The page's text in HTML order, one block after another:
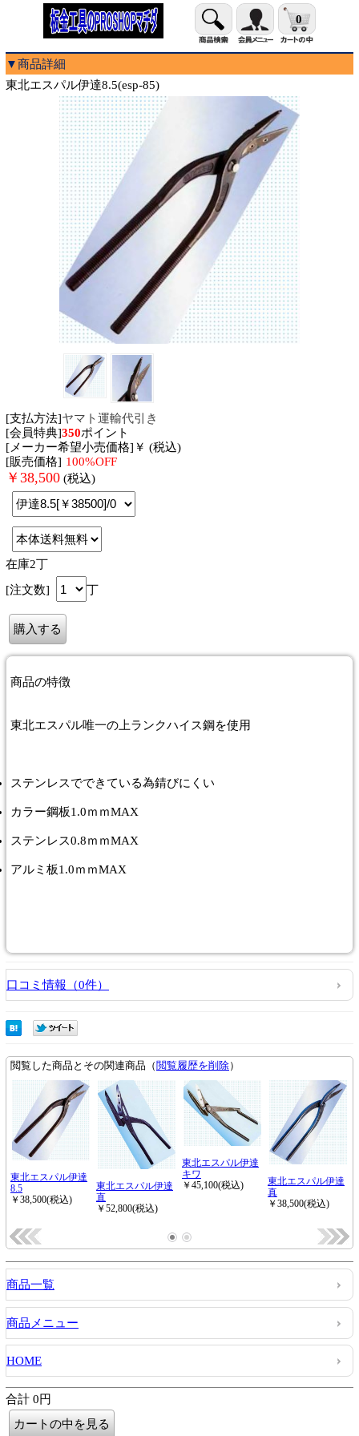
0
▼商品詳細
東北エスパル伊達8.5(esp-85)
[支払方法]ヤマト運輸代引き
[会員特典]350ポイント
[メーカー希望小売価格]￥ (税込)
[販売価格] 100%OFF
￥ 38,500 (税込)
在庫2丁
[注文数]
丁
商品の特徴
東北エスパル唯一の上ランクハイス鋼を使用
ステンレスでできている為錆びにくい
カラー鋼板1.0ｍｍMAX
ステンレス0.8ｍｍMAX
アルミ板1.0ｍｍMAX
口コミ情報（0件）
商品一覧
商品メニュー
HOME
合計 0円